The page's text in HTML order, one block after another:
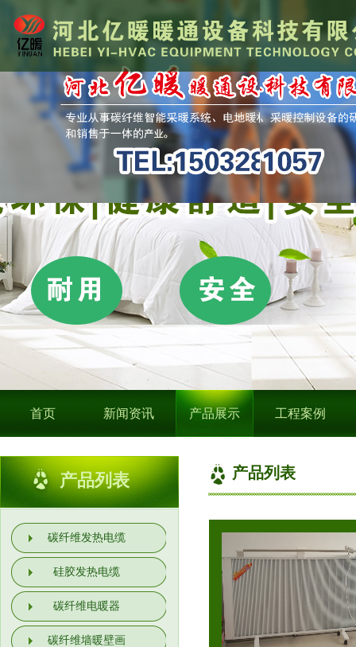
首页 新闻资讯 产品展示 工程案例
产品列表
产品列表
碳纤维发热电缆
硅胶发热电缆
碳纤维电暖器
碳纤维墙暖壁画